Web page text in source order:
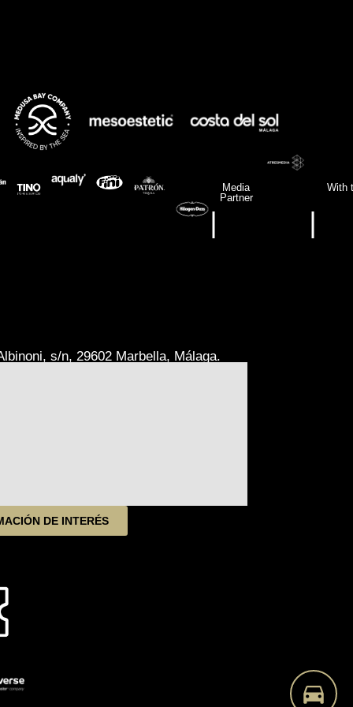
|
Media
Partner
|
With
s/n, 29602 Marbella, Málaga.
DE INTERÉS